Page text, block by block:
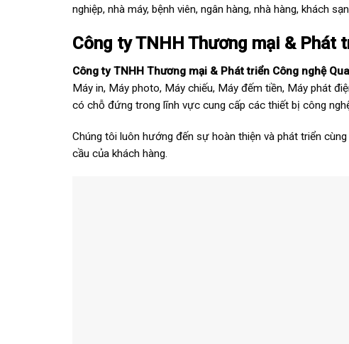
nghiệp, nhà máy, bệnh viên, ngân hàng, nhà hàng, khách
Công ty TNHH Thương mại & Phát
Công ty TNHH Thương mại & Phát triển Công nghệ
Máy in, Máy photo, Máy chiếu, Máy đếm tiền, Máy phát
có chỗ đứng trong lĩnh vực cung cấp các thiết bị công
Chúng tôi luôn hướng đến sự hoàn thiện và phát triển
cầu của khách hàng.